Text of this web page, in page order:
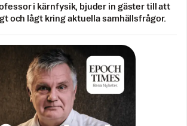
i kärnfysik, bjuder in gäster till att
och lågt kring aktuella samhällsfrågor.